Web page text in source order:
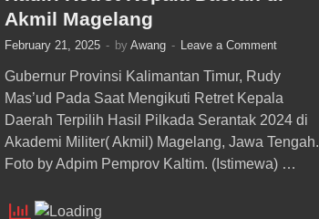
Akmil Magelang
February 21, 2025 - by Awang - Leave a Comment
Gubernur Provinsi Kalimantan Timur, Rudy
Mas’ud Pada Saat Mengikuti Retret Kepala
Daerah Terpilih Hasil Pilkada Serantak 2024 di
Akademi Militer( Akmil) Magelang, Jawa Tengah.
Foto by Adpim Pemprov Kaltim. (Istimewa) …